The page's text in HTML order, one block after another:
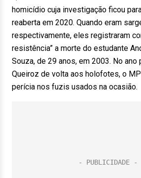
homicídio cuja investigação ficou
reaberta em 2020. Quando eram
respectivamente, eles registraram
resistência” a morte do estudante
Souza, de 29 anos, em 2003. No ano
Queiroz de volta aos holofotes, o
perícia nos fuzis usados na ocasião.